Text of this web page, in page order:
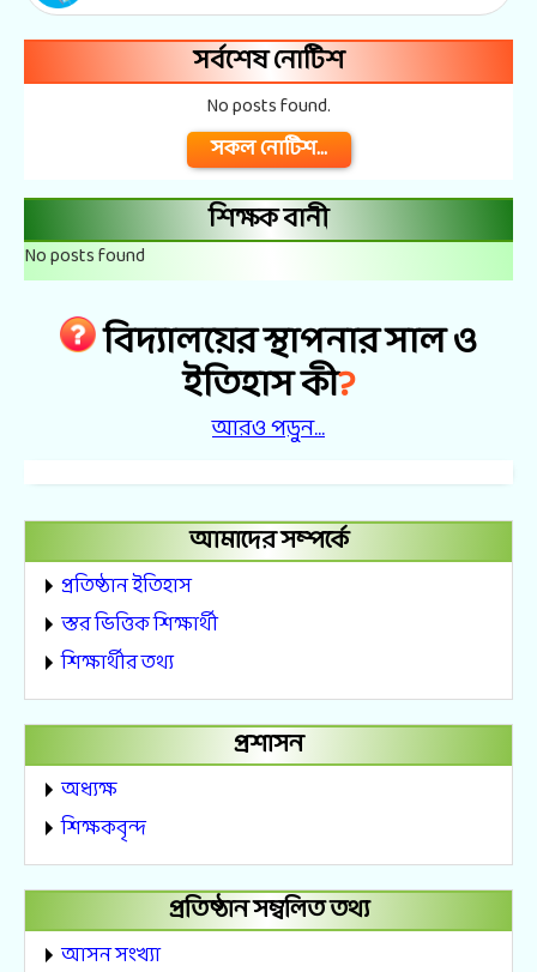
সর্বশেষ নোটিশ
No posts found.
সকল নোটিশ...
শিক্ষক বানী
No posts found
বিদ্যালয়ের স্থাপনার সাল ও
ইতিহাস কী?
আরও পড়ুন...
আমাদের সম্পর্কে
প্রতিষ্ঠান ইতিহাস
স্তর ভিত্তিক শিক্ষার্থী
শিক্ষার্থীর তথ্য
প্রশাসন
অধ্যক্ষ
শিক্ষকবৃন্দ
প্রতিষ্ঠান সম্বলিত তথ্য
আসন সংখ্যা